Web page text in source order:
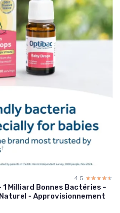
4.5 ☆☆☆☆☆
★★★★★
1 Milliard Bonnes Bactéries -
- Approvisionnement